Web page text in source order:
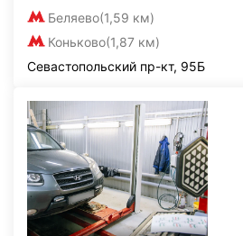
Беляево(1,59 км)
Коньково(1,87 км)
Севастопольский пр-кт, 95Б